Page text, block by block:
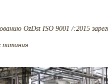
OzDst ISO 9001 /:2015
питания.